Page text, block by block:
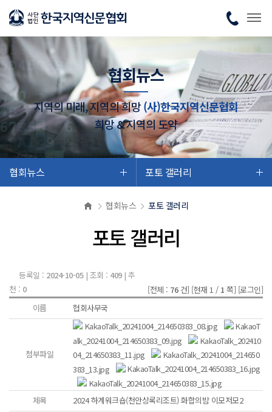
협회뉴스
지역의 미래, 지역의 희망(사)한국지역신문협회
희망 & 지역의 도약
협회뉴스 포토 갤러리
협회뉴스 포토 갤러리
포토 갤러리
등록일 : 2024-10-05| 조회 : 409| 추
천 : 0 [전체 : 76건] [현재 1 / 1 쪽] [로그인]
이름
협회사무국
첨부파일
KakaoTalk_20241004_214650383_08.jpg
KakaoT
alk_20241004_214650383_09.jpg
KakaoTalk_202410
04_214650383_11.jpg
KakaoTalk_20241004_214650
383_13.jpg
KakaoTalk_20241004_214650383_16.jpg
KakaoTalk_20241004_214650383_15.jpg
제목
2024 하계워크숍(천안상록리조트) 화합의밤 이모저모2